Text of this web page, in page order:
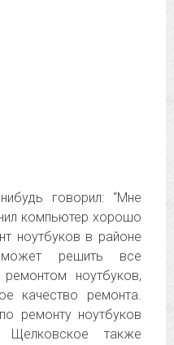
говорил: “Мне
компьютер хорошо
ноутбуков в районе
решить все
ноутбуков,
качество ремонта.
ремонту ноутбуков
также